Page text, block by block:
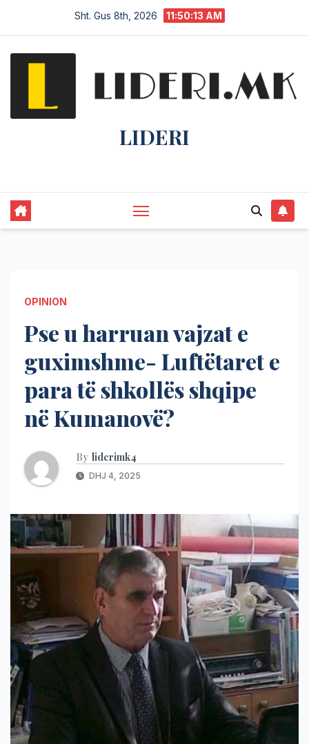
Sht. Gus 8th, 2026 11:50:14 AM
LIDERI
OPINION
Pse u harruan vajzat e
guximshme- Luftëtaret e
para të shkollës shqipe
në Kumanovë?
By liderimk4
DHJ 4, 2025